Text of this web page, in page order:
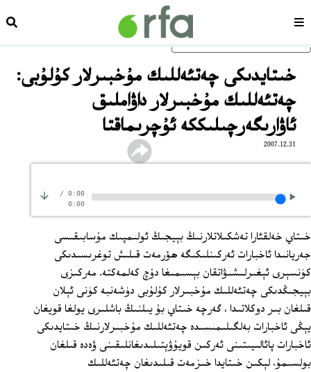
ئاساسلىق مەزمۇنغا ئاتلاڭسەھىپە
خىتايدىكى چەتئەللىك مۇخبىرلار كۇلۇبى:
چەتئەللىك مۇخبىرلار داۋاملىق
ئاۋارىگەرچىلىككە ئۇچرىماقتا
2007.12.31
0:00
/
0:00
خىتاي خەلقئارا تەشكىلاتلارنىڭ بېيجىڭ ئولىمپىك مۇسابىقىسى
جەريانىدا ئاخبارات ئەركىنلىكىگە ھۆرمەت قىلىش توغرىسىدىكى
كۈنسېرى ئېغىرلىشىۋاتقان بېسىمىغا دۇچ كەلمەكتە. مەركىزى
بېيجىڭدىكى چەتئەللىك مۇخبىرلار كۇلۇبى دۈشەنبە كۈنى ئېلان
قىلغان بىر دوكلاتىدا ، گەرچە خىتاي بۇ يىلنىڭ باشلىرى يولغا قويغان
يېڭى ئاخبارات بەلگىلىمىسىدە چەتئەللىك مۇخبىرلارنىڭ خىتايدىكى
ئاخبارات پائالىيىتىنى ئەركىن قويۇۋېتىلىدىغانلىقىنى ۋەدە قىلغان
بولسىمۇ، لېكىن خىتايدا خىزمەت قىلىدىغان چەتئەللىك